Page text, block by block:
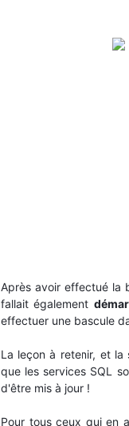
Après avoir effectué la
fallait également
effectuer une bascule
La leçon à retenir, et
que les services SQL
d'être mis à jour !
Pour tous ceux qui en